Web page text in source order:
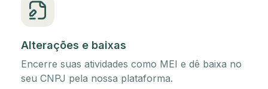
Alterações e baixas
Encerre suas atividades como MEI e dê baixa no
seu CNPJ pela nossa plataforma.